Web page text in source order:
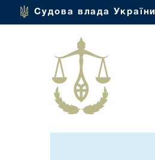
Судова влада України